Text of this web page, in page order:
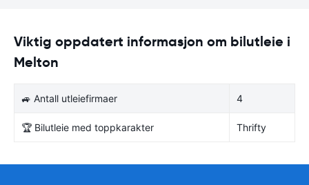
Viktig oppdatert informasjon om bilutleie i
Melton
🚙 Antall utleiefirmaer 4
🏆 Bilutleie med toppkarakter Thrifty